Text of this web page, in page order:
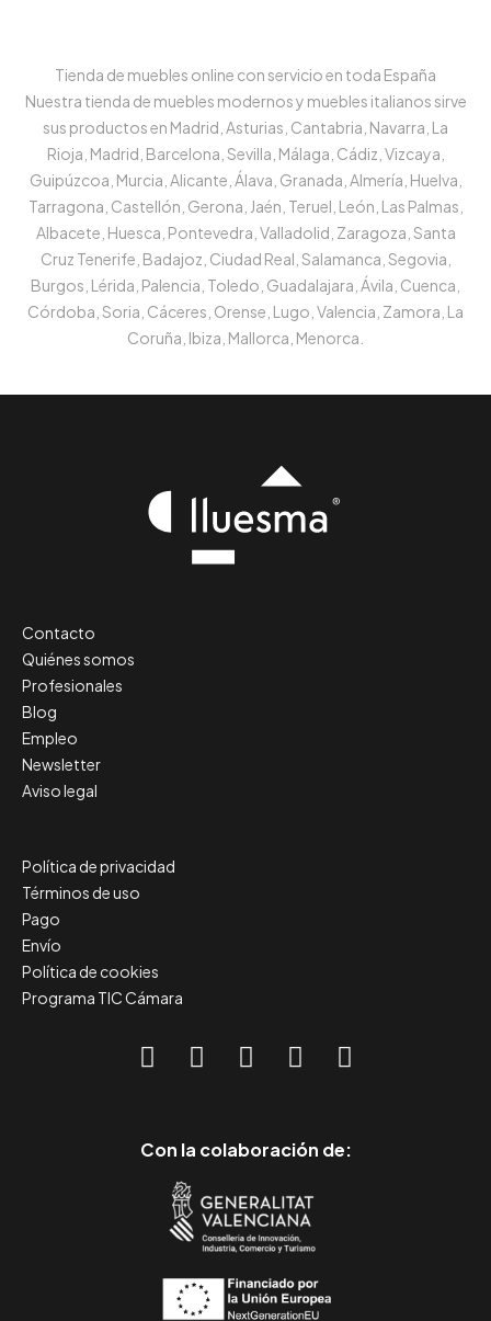
Tienda de muebles online con servicio en toda España
Nuestra tienda de muebles modernos y muebles italianos sirve
sus productos en Madrid, Asturias, Cantabria, Navarra, La
Rioja, Madrid, Barcelona, Sevilla, Málaga, Cádiz, Vizcaya,
Guipúzcoa, Murcia, Alicante, Álava, Granada, Almería, Huelva,
Tarragona, Castellón, Gerona, Jaén, Teruel, León, Las Palmas,
Albacete, Huesca, Pontevedra, Valladolid, Zaragoza, Santa
Cruz Tenerife, Badajoz, Ciudad Real, Salamanca, Segovia,
Burgos, Lérida, Palencia, Toledo, Guadalajara, Ávila, Cuenca,
Córdoba, Soria, Cáceres, Orense, Lugo, Valencia, Zamora, La
Coruña, Ibiza, Mallorca, Menorca.
Contacto
Quiénes somos
Profesionales
Blog
Empleo
Newsletter
Aviso legal
Política de privacidad
Términos de uso
Pago
Envío
Política de cookies
Programa TIC Cámara
Con la colaboración de: